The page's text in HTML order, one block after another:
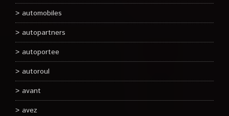
automobiles
autopartners
autoportee
autoroul
avant
avez